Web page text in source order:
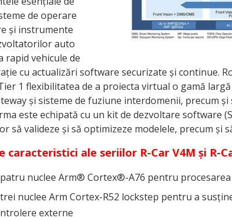
de operare
și instrumente
auto
rapid vehicule de
cu actualizări software securizate și continue.
1 flexibilitatea de a proiecta virtual o gamă
și sisteme de fuziune interdomenii, precum
este echipată cu un kit de dezvoltare software
să valideze și să optimizeze modelele, precum și
caracteristici ale seriilor R-Car V4M și R-
patru nuclee Arm® Cortex®-A76 pentru
nuclee Arm Cortex-R52 lockstep pentru a
externe